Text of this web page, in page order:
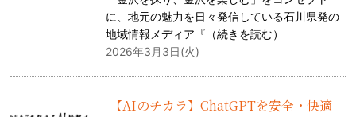
に、地元の魅力を日々発信している石川県発の
地域情報メディア『（続きを読む）
2026年3月3日(火)
【AIのチカラ】ChatGPTを安全・快適